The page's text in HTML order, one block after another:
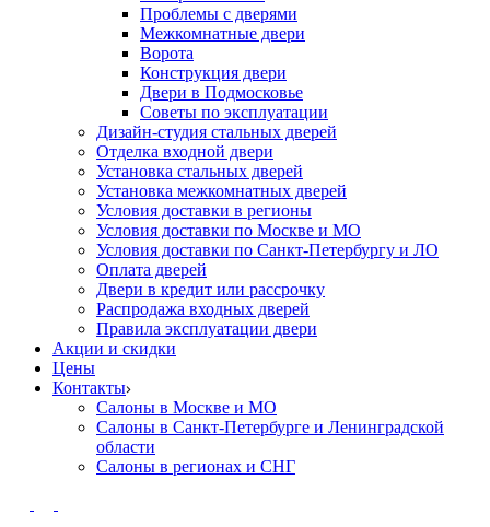
Проблемы с дверями
Межкомнатные двери
Ворота
Конструкция двери
Двери в Подмосковье
Cоветы по эксплуатации
Дизайн-студия стальных дверей
Отделка входной двери
Установка стальных дверей
Установка межкомнатных дверей
Условия доставки в регионы
Условия доставки по Москве и МО
Условия доставки по Санкт-Петербургу и ЛО
Оплата дверей
Двери в кредит или рассрочку
Распродажа входных дверей
Правила эксплуатации двери
Акции и скидки
Цены
Контакты
Салоны в Москве и МО
Салоны в Санкт-Петербурге и Ленинградской
области
Салоны в регионах и СНГ